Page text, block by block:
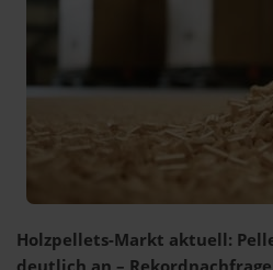
Holzpellets-Markt aktuell: